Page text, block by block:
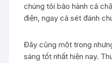
chúng tôi bảo hành cả
điện, ngay cả sét đánh
Đây cũng một trong
sáng tốt nhất hiện nay.